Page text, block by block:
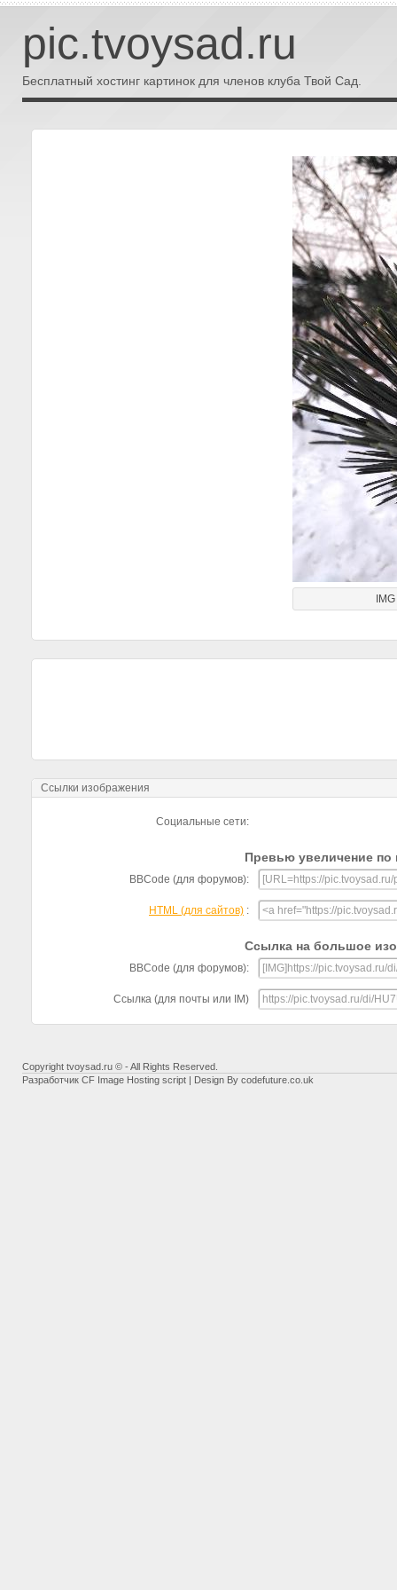
pic.tvoysad.ru
Бесплатный хостинг картинок для членов клуба Твой Сад.
Ссылки изображения
Социальные сети:
Превью увеличение по
BBCode (для форумов):
HTML (для сайтов) :
Ссылка на большое
BBCode (для форумов):
Ссылка (для почты или IM)
Copyright tvoysad.ru © - All Rights Reserved.
Разработчик CF Image Hosting script | Design By codefuture.co.uk